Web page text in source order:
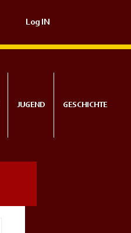
Log IN
JUGEND GESCHICHTE